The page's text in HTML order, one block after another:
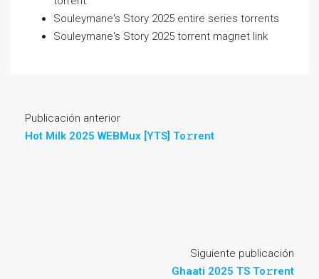
Souleymane's Story 2025 entire series torrents
Souleymane's Story 2025 torrent magnet link
Publicación anterior
Hot Milk 2025 WEBMux [YTS] To𝚛rent
Siguiente publicación
Ghaati 2025 TS To𝚛rent